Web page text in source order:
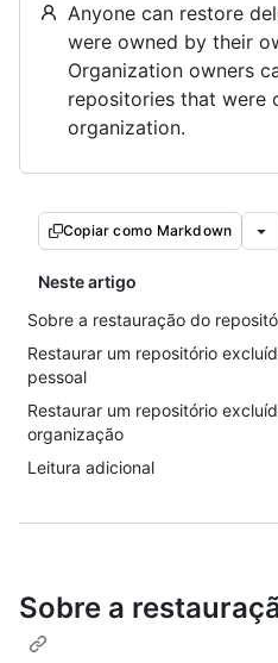
Anyone can restore
were owned by their
Organization owners
repositories that were
organization.
Copiar como Markdown
Neste artigo
Sobre a restauração do
Restaurar um repositório
pessoal
Restaurar um repositório
organização
Leitura adicional
Sobre a